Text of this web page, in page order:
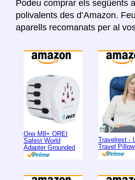
Podeu comprar els següents
polivalents des d’Amazon.
aparells recomanats per al
Orei M8+ OREI
Safest World
Adapter Grounded
Travelrest -
Travel Pillow